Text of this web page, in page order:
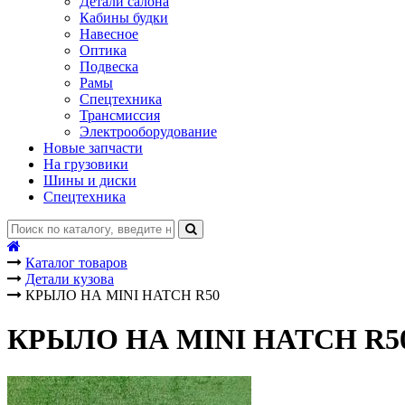
Кабины будки
Навесное
Оптика
Подвеска
Рамы
Спецтехника
Трансмиссия
Электрооборудование
Новые запчасти
На грузовики
Шины и диски
Спецтехника
Каталог товаров
Детали кузова
КРЫЛО НА MINI HATCH R50
КРЫЛО НА MINI HATCH